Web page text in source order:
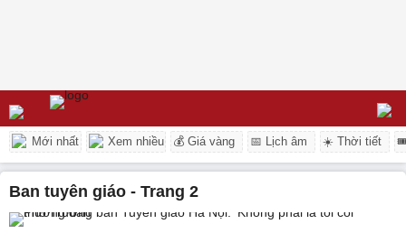
Mới nhất Xem nhiều 💰 Giá vàng 📅 Lịch âm ☀️ Thời tiết
ban tuyên giáo - Trang 2